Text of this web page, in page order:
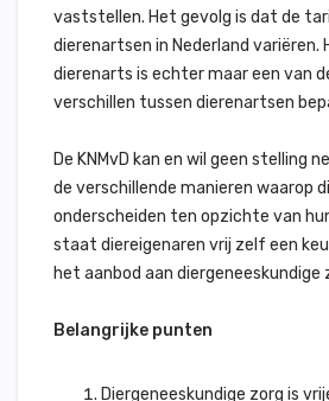
vaststellen. Het gevolg is dat de
dierenartsen in Nederland variëren.
dierenarts is echter maar een van
verschillen tussen dierenartsen
De KNMvD kan en wil geen stelling
de verschillende manieren waarop
onderscheiden ten opzichte van
staat diereigenaren vrij zelf een
het aanbod aan diergeneeskundige
Belangrijke punten
Diergeneeskundige zorg is